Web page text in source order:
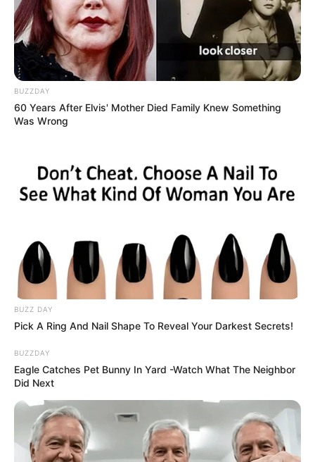
BUZZDAY
60 Years After Elvis' Mother Died Family Knew Something
Was Wrong
BUZZ DAY
Pick A Ring And Nail Shape To Reveal Your Darkest Secrets!
BUZZDAY
Eagle Catches Pet Bunny In Yard -Watch What The Neighbor
Did Next